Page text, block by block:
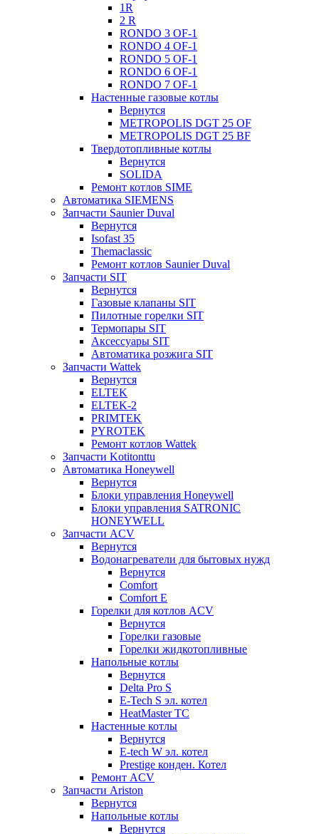
1R
2 R
RONDO 3 OF-1
RONDO 4 OF-1
RONDO 5 OF-1
RONDO 6 OF-1
RONDO 7 OF-1
Настенные газовые котлы
Вернутся
METROPOLIS DGT 25 OF
METROPOLIS DGT 25 BF
Твердотопливные котлы
Вернутся
SOLIDA
Ремонт котлов SIME
Автоматика SIEMENS
Запчасти Saunier Duval
Вернутся
Isofast 35
Themaclassic
Ремонт котлов Saunier Duval
Запчасти SIT
Вернутся
Газовые клапаны SIT
Пилотные горелки SIT
Термопары SIT
Аксессуары SIT
Автоматика розжига SIT
Запчасти Wattek
Вернутся
ELTEK
ELTEK-2
PRIMTEK
PYROTEK
Ремонт котлов Wattek
Запчасти Kotitonttu
Автоматика Honeywеll
Вернутся
Блоки управления Honeywell
Блоки управления SATRONIC
HONEYWELL
Запчасти ACV
Вернутся
Водонагреватели для бытовых нужд
Вернутся
Comfort
Comfort E
Горелки для котлов ACV
Вернутся
Горелки газовые
Горелки жидкотопливные
Напольные котлы
Вернутся
Delta Pro S
E-Tech S эл. котел
HeatMaster TC
Настенные котлы
Вернутся
E-tech W эл. котел
Prestige конден. Котел
Ремонт ACV
Запчасти Ariston
Вернутся
Напольные котлы
Вернутся